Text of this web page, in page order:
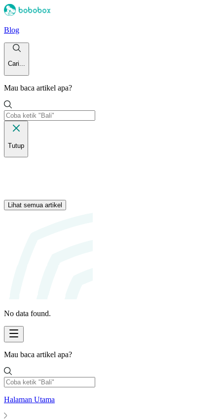
Blog
Cari...
Mau baca artikel apa?
Tutup
Lihat semua artikel
No data found.
Mau baca artikel apa?
Halaman Utama